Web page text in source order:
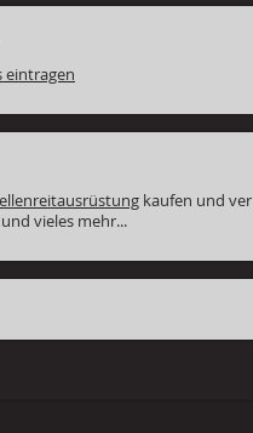
eintragen
kaufen und
vieles mehr...